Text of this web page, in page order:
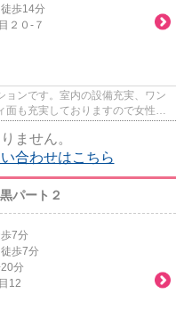
徒歩14分
２０-７
ョンです。室内の設備充実、ワン
面も充実しておりますので女性も
ません。
合わせはこちら
パート２
歩7分
徒歩7分
20分
12